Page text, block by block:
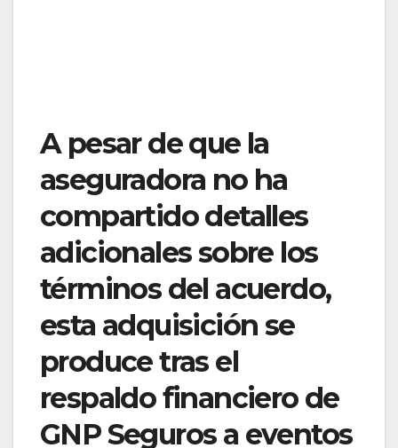
A pesar de que la
aseguradora no ha
compartido detalles
adicionales sobre los
términos del acuerdo,
esta adquisición se
produce tras el
respaldo financiero de
GNP Seguros a eventos